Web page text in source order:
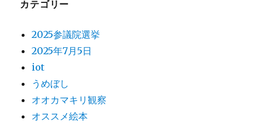
カテゴリー
2025参議院選挙
2025年7月5日
iot
うめぼし
オオカマキリ観察
オススメ絵本